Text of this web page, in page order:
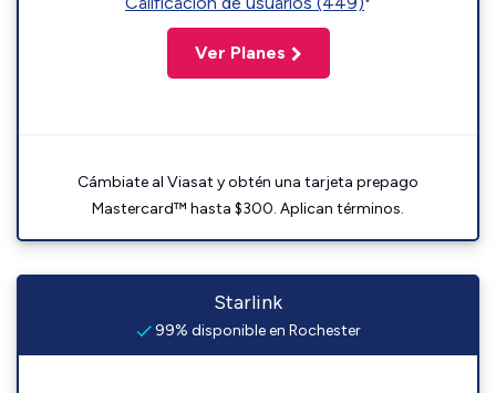
Ver Planes
Cámbiate al Viasat y obtén una tarjeta prepago
Mastercard™ hasta $300. Aplican términos.
Starlink
99% disponible en Rochester